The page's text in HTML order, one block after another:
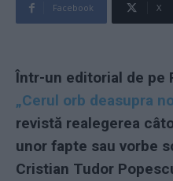
Facebook X
Într-un editorial de pe
„Cerul orb deasupra
revistă realegerea
unor fapte sau vorbe
Cristian Tudor